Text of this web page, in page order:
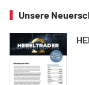
Unsere